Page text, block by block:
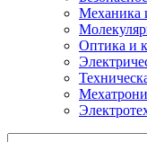
Механика
Оптика и